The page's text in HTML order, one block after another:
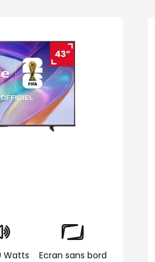
Watts Ecran sans bord